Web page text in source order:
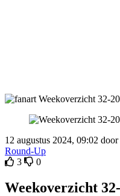
12 augustus 2024, 09:02 door
Round-Up
3
0
Weekoverzicht